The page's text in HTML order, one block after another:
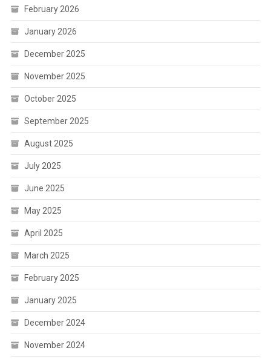
February 2026
January 2026
December 2025
November 2025
October 2025
September 2025
August 2025
July 2025
June 2025
May 2025
April 2025
March 2025
February 2025
January 2025
December 2024
November 2024